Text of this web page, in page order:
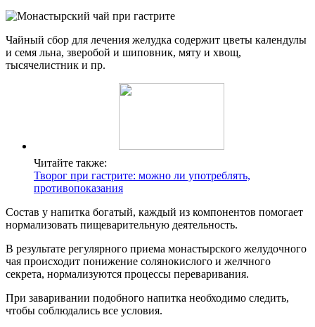
Чайный сбор для лечения желудка содержит цветы календулы
и семя льна, зверобой и шиповник, мяту и хвощ,
тысячелистник и пр.
Читайте также:
Творог при гастрите: можно ли употреблять,
противопоказания
Состав у напитка богатый, каждый из компонентов помогает
нормализовать пищеварительную деятельность.
В результате регулярного приема монастырского желудочного
чая происходит понижение солянокислого и желчного
секрета, нормализуются процессы переваривания.
При заваривании подобного напитка необходимо следить,
чтобы соблюдались все условия.